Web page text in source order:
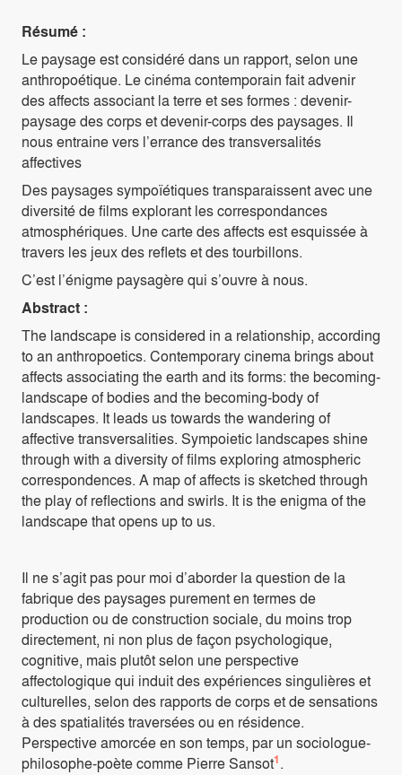
Résumé :
Le paysage est considéré dans un rapport, selon une
anthropoétique. Le cinéma contemporain fait advenir
des affects associant la terre et ses formes : devenir-
paysage des corps et devenir-corps des paysages. Il
nous entraine vers l’errance des transversalités
affectives
Des paysages sympoïétiques transparaissent avec une
diversité de films explorant les correspondances
atmosphériques. Une carte des affects est esquissée à
travers les jeux des reflets et des tourbillons.
C’est l’énigme paysagère qui s’ouvre à nous.
Abstract :
The landscape is considered in a relationship, according
to an anthropoetics. Contemporary cinema brings about
affects associating the earth and its forms: the becoming-
landscape of bodies and the becoming-body of
landscapes. It leads us towards the wandering of
affective transversalities. Sympoietic landscapes shine
through with a diversity of films exploring atmospheric
correspondences. A map of affects is sketched through
the play of reflections and swirls. It is the enigma of the
landscape that opens up to us.
Il ne s’agit pas pour moi d’aborder la question de la
fabrique des paysages purement en termes de
production ou de construction sociale, du moins trop
directement, ni non plus de façon psychologique,
cognitive, mais plutôt selon une perspective
affectologique qui induit des expériences singulières et
culturelles, selon des rapports de corps et de sensations
à des spatialités traversées ou en résidence.
Perspective amorcée en son temps, par un sociologue-
philosophe-poète comme Pierre Sansot1.